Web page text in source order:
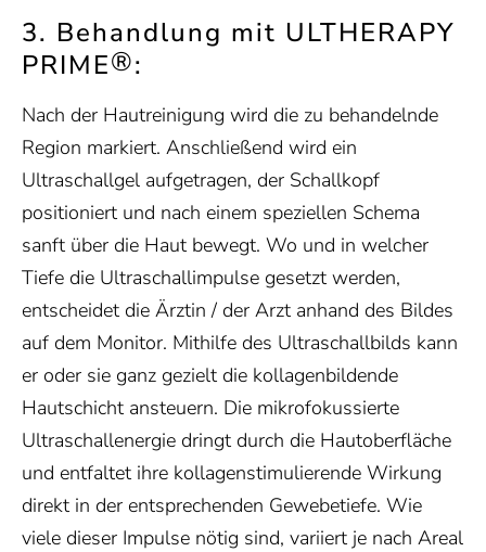
3. Behandlung mit ULTHERAPY
PRIME®:
Nach der Hautreinigung wird die zu behandelnde
Region markiert. Anschließend wird ein
Ultraschallgel aufgetragen, der Schallkopf
positioniert und nach einem speziellen Schema
sanft über die Haut bewegt. Wo und in welcher
Tiefe die Ultraschallimpulse gesetzt werden,
entscheidet die Ärztin / der Arzt anhand des Bildes
auf dem Monitor. Mithilfe des Ultraschallbilds kann
er oder sie ganz gezielt die kollagenbildende
Hautschicht ansteuern. Die mikrofokussierte
Ultraschallenergie dringt durch die Hautoberfläche
und entfaltet ihre kollagenstimulierende Wirkung
direkt in der entsprechenden Gewebetiefe. Wie
viele dieser Impulse nötig sind, variiert je nach Areal